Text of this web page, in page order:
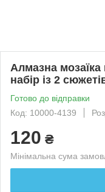
Алмазна мозаїка
набір із 2
Готово до відправки
Код: 10000-4139
120 ₴
Мінімальна сума